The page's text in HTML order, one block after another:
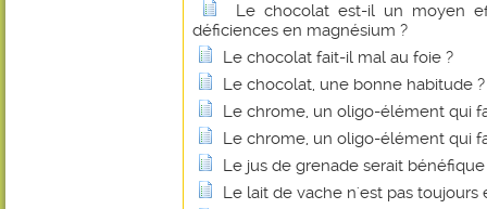
Le chocolat est-il un moyen
déficiences en magnésium ?
Le chocolat fait-il mal au foie ?
Le chocolat, une bonne habitude ?
Le chrome, un oligo-élément qui
Le chrome, un oligo-élément qui
Le jus de grenade serait
Le lait de vache n'est pas toujours